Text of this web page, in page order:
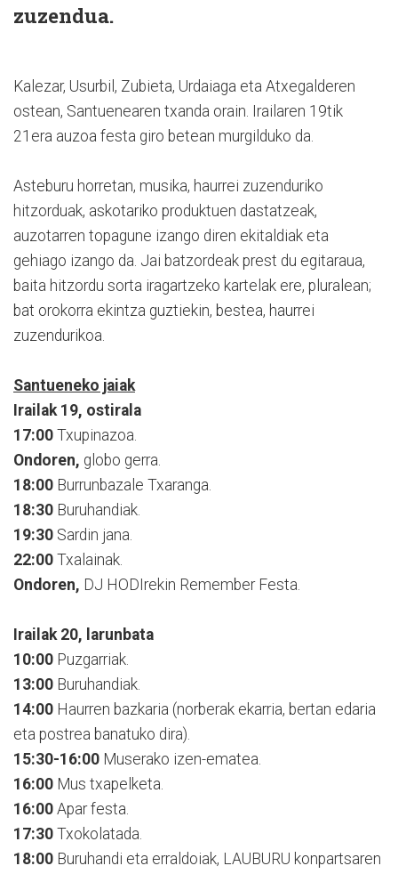
zuzendua.
Kalezar, Usurbil, Zubieta, Urdaiaga eta Atxegalderen
ostean, Santuenearen txanda orain. Irailaren 19tik
21era auzoa festa giro betean murgilduko da.
Asteburu horretan, musika, haurrei zuzenduriko
hitzorduak, askotariko produktuen dastatzeak,
auzotarren topagune izango diren ekitaldiak eta
gehiago izango da. Jai batzordeak prest du egitaraua,
baita hitzordu sorta iragartzeko kartelak ere, pluralean;
bat orokorra ekintza guztiekin, bestea, haurrei
zuzendurikoa.
Santueneko jaiak
Irailak 19, ostirala
17:00 Txupinazoa.
Ondoren, globo gerra.
18:00 Burrunbazale Txaranga.
18:30 Buruhandiak.
19:30 Sardin jana.
22:00 Txalainak.
Ondoren, DJ HODIrekin Remember Festa.
Irailak 20, larunbata
10:00 Puzgarriak.
13:00 Buruhandiak.
14:00 Haurren bazkaria (norberak ekarria, bertan edaria
eta postrea banatuko dira).
15:30-16:00 Muserako izen-ematea.
16:00 Mus txapelketa.
16:00 Apar festa.
17:30 Txokolatada.
18:00 Buruhandi eta erraldoiak, LAUBURU konpartsaren